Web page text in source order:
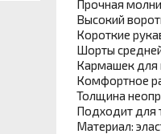
Прочная
Высокий
Короткие
Шорты
Кармашек для
Комфортное
Толщина
Подходит для
Материал: